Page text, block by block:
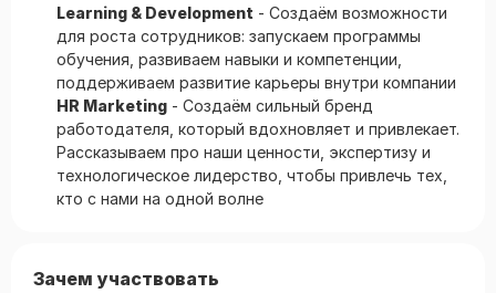
Learning & Development - Создаём возможности
для роста сотрудников: запускаем программы
обучения, развиваем навыки и компетенции,
поддерживаем развитие карьеры внутри компании
HR Marketing - Создаём сильный бренд
работодателя, который вдохновляет и привлекает.
Рассказываем про наши ценности, экспертизу и
технологическое лидерство, чтобы привлечь тех,
кто с нами на одной волне
Зачем участвовать